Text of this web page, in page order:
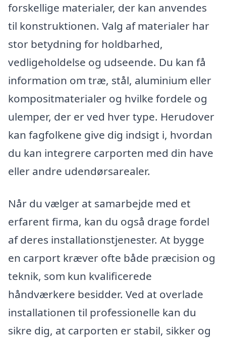
forskellige materialer, der kan anvendes
til konstruktionen. Valg af materialer har
stor betydning for holdbarhed,
vedligeholdelse og udseende. Du kan få
information om træ, stål, aluminium eller
kompositmaterialer og hvilke fordele og
ulemper, der er ved hver type. Herudover
kan fagfolkene give dig indsigt i, hvordan
du kan integrere carporten med din have
eller andre udendørsarealer.
Når du vælger at samarbejde med et
erfarent firma, kan du også drage fordel
af deres installationstjenester. At bygge
en carport kræver ofte både præcision og
teknik, som kun kvalificerede
håndværkere besidder. Ved at overlade
installationen til professionelle kan du
sikre dig, at carporten er stabil, sikker og